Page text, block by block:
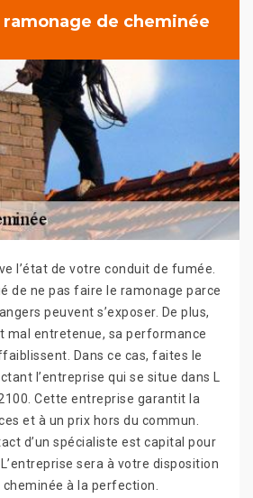
de cheminée
l’état de votre conduit de fumée.
de ne pas faire le ramonage parce
peuvent s’exposer. De plus,
mal entretenue, sa performance
Dans ce cas, faites le
l’entreprise qui se situe dans L
Cette entreprise garantit la
et à un prix hors du commun.
d’un spécialiste est capital pour
sera à votre disposition
à la perfection.